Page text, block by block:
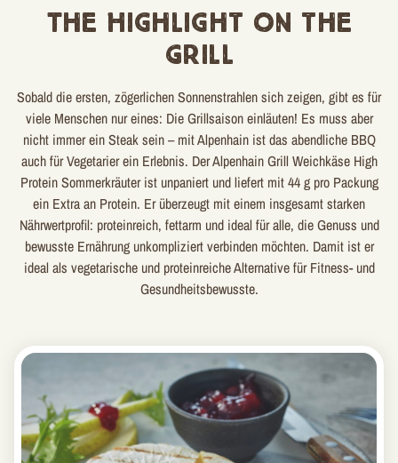
The Highlight on the
Grill
Sobald die ersten, zögerlichen Sonnenstrahlen sich zeigen, gibt es für
viele Menschen nur eines: Die Grillsaison einläuten! Es muss aber
nicht immer ein Steak sein – mit Alpenhain ist das abendliche BBQ
auch für Vegetarier ein Erlebnis. Der Alpenhain Grill Weichkäse High
Protein Sommerkräuter ist unpaniert und liefert mit 44 g pro Packung
ein Extra an Protein. Er überzeugt mit einem insgesamt starken
Nährwertprofil: proteinreich, fettarm und ideal für alle, die Genuss und
bewusste Ernährung unkompliziert verbinden möchten. Damit ist er
ideal als vegetarische und proteinreiche Alternative für Fitness- und
Gesundheitsbewusste.